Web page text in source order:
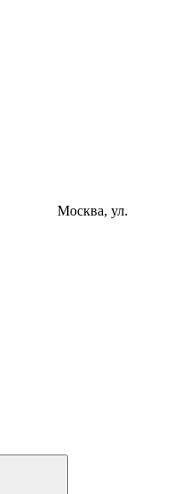
Москва, ул.